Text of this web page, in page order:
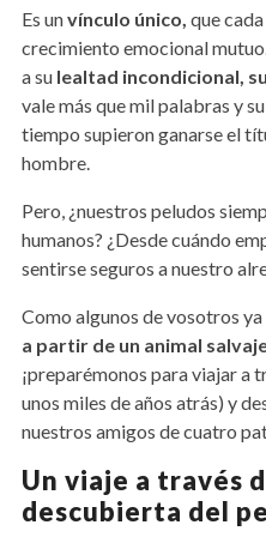
Es unvínculo único, que
crecimiento emocional
a su lealtad incondicional,
vale más que mil palabras y su
tiempo supieron ganarse el
hombre.
Pero, ¿nuestros peludos
humanos? ¿Desde cuándo
sentirse seguros a nuestro
Como algunos de vosotros ya
a partir de un animal
¡preparémonos para viajar a
unos miles de años atrás) y
nuestros amigos de cuatro
Un viaje a través
descubierta del